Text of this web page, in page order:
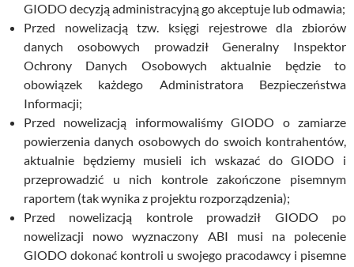
GIODO decyzją administracyjną go akceptuje lub odmawia;
Przed nowelizacją tzw. księgi rejestrowe dla zbiorów
danych osobowych prowadził Generalny Inspektor
Ochrony Danych Osobowych aktualnie będzie to
obowiązek każdego Administratora Bezpieczeństwa
Informacji;
Przed nowelizacją informowaliśmy GIODO o zamiarze
powierzenia danych osobowych do swoich kontrahentów,
aktualnie będziemy musieli ich wskazać do GIODO i
przeprowadzić u nich kontrole zakończone pisemnym
raportem (tak wynika z projektu rozporządzenia);
Przed nowelizacją kontrole prowadził GIODO po
nowelizacji nowo wyznaczony ABI musi na polecenie
GIODO dokonać kontroli u swojego pracodawcy i pisemne